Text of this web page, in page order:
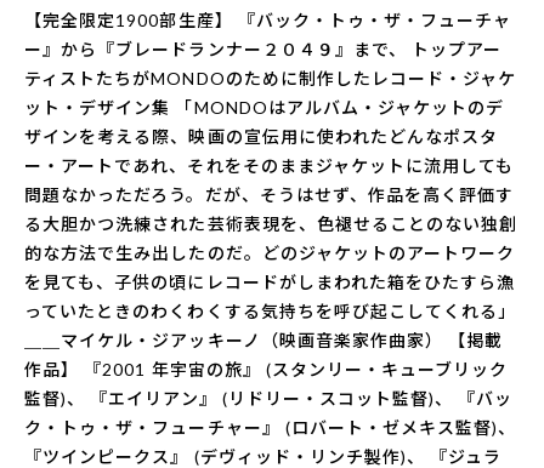
【完全限定1900部生産】 『バック・トゥ・ザ・フューチャ
ー』から『ブレードランナー２０４９』まで、 トップアー
ティストたちがMONDOのために制作したレコード・ジャケ
ット・デザイン集 「MONDOはアルバム・ジャケットのデ
ザインを考える際、映画の宣伝用に使われたどんなポスタ
ー・アートであれ、それをそのままジャケットに流用しても
問題なかっただろう。だが、そうはせず、作品を高く評価す
る大胆かつ洗練された芸術表現を、色褪せることのない独創
的な方法で生み出したのだ。どのジャケットのアートワーク
を見ても、子供の頃にレコードがしまわれた箱をひたすら漁
っていたときのわくわくする気持ちを呼び起こしてくれる」
＿＿マイケル・ジアッキーノ（映画音楽家作曲家） 【掲載
作品】 『2001 年宇宙の旅』 (スタンリー・キューブリック
監督)、 『エイリアン』 (リドリー・スコット監督)、 『バッ
ク・トゥ・ザ・フューチャー』 (ロバート・ゼメキス監督)、
『ツインピークス』 (デヴィッド・リンチ製作)、 『ジュラ